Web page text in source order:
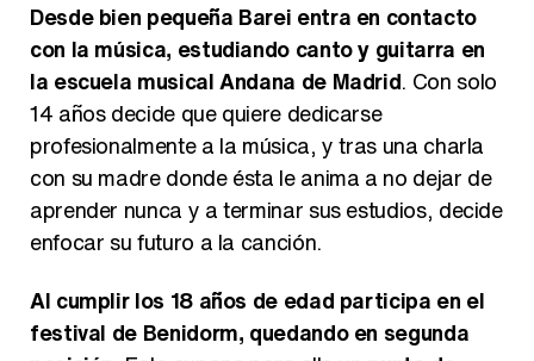
Desde bien pequeña Barei entra en contacto
con la música, estudiando canto y guitarra en
la escuela musical Andana de Madrid. Con solo
14 años decide que quiere dedicarse
profesionalmente a la música, y tras una charla
con su madre donde ésta le anima a no dejar de
aprender nunca y a terminar sus estudios, decide
enfocar su futuro a la canción.
Al cumplir los 18 años de edad participa en el
festival de Benidorm, quedando en segunda